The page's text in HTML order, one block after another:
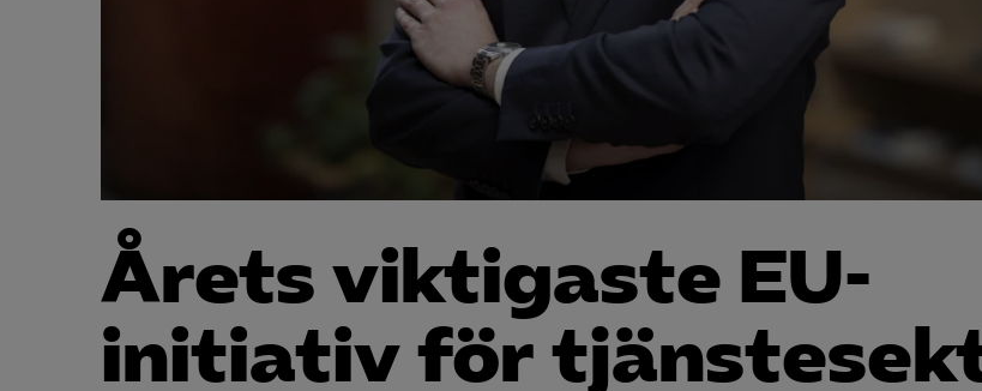
Årets viktigaste EU-
initiativ för